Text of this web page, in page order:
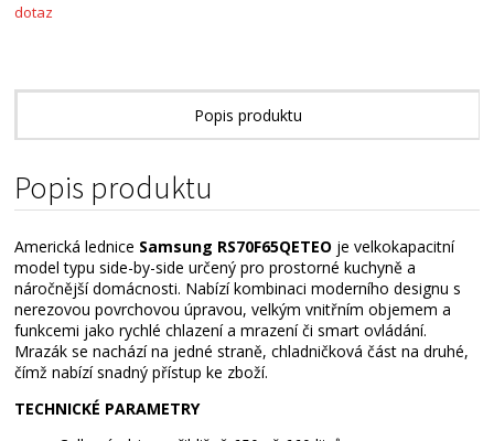
dotaz
Popis produktu
Popis produktu
Americká lednice Samsung RS70F65QETEO je velkokapacitní
model typu side-by-side určený pro prostorné kuchyně a
náročnější domácnosti. Nabízí kombinaci moderního designu s
nerezovou povrchovou úpravou, velkým vnitřním objemem a
funkcemi jako rychlé chlazení a mrazení či smart ovládání.
Mrazák se nachází na jedné straně, chladničková část na druhé,
čímž nabízí snadný přístup ke zboží.
TECHNICKÉ PARAMETRY